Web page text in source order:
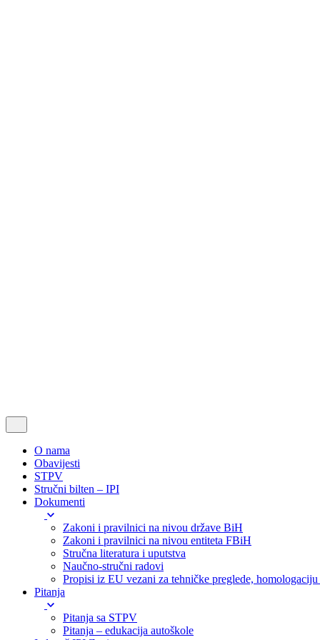
O nama
Obavijesti
STPV
Stručni bilten – IPI
Dokumenti
Zakoni i pravilnici na nivou države BiH
Zakoni i pravilnici na nivou entiteta FBiH
Stručna literatura i uputstva
Naučno-stručni radovi
Propisi iz EU vezani za tehničke preglede,
Pitanja
Pitanja sa STPV
Pitanja – edukacija autoškole